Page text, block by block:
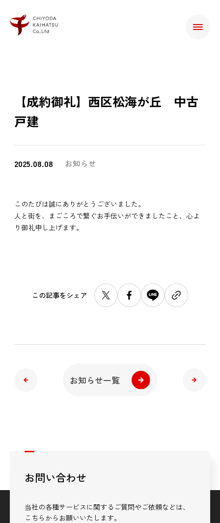
【成約御礼】西区松海が丘 中古
戸建
2025.08.08 お知らせ
このたびは誠にありがとうございました。
人と街を、まごころで繋ぐお手伝いができましたこと、心よ
り御礼申し上げます。
この記事をシェア
お知らせ一覧
お問い合わせ
当社の各種サービスに関するご質問やご依頼などは、
こちらからお願いいたします。